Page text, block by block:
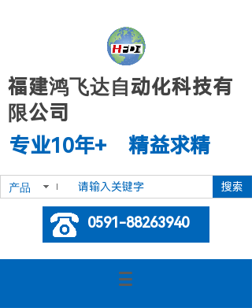
福建鸿飞达自动化科技有
限公司
专业10年+ 精益求精
0591-88263940
产品 搜索